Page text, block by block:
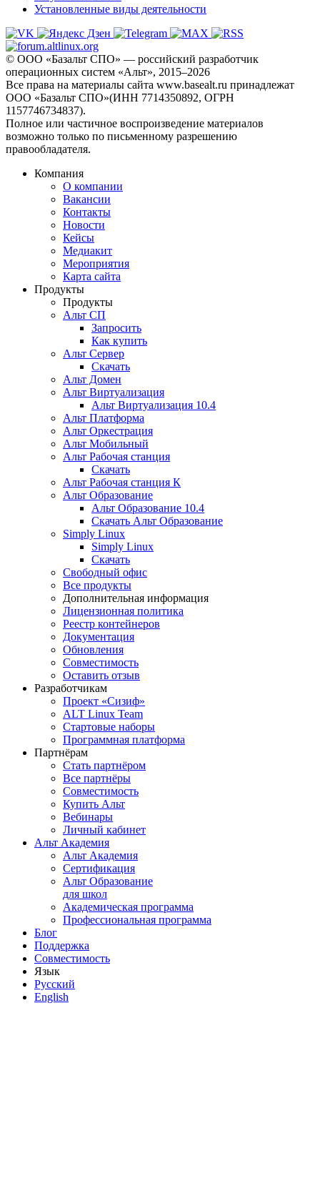
Установленные виды деятельности
© ООО «Базальт СПО» — российский разработчик
операционных систем «Альт», 2015–2026
Все права на материалы сайта www.basealt.ru принадлежат
ООО «Базальт СПО»(ИНН 7714350892, ОГРН
1157746734837).
Полное или частичное воспроизведение материалов
возможно только по письменному разрешению
правообладателя.
Компания
О компании
Вакансии
Контакты
Новости
Кейсы
Медиакит
Мероприятия
Карта сайта
Продукты
Продукты
Альт СП
Запросить
Как купить
Альт Сервер
Скачать
Альт Домен
Альт Виртуализация
Альт Виртуализация 10.4
Альт Платформа
Альт Оркестрация
Альт Мобильный
Альт Рабочая станция
Скачать
Альт Рабочая станция К
Альт Образование
Альт Образование 10.4
Скачать Альт Образование
Simply Linux
Simply Linux
Скачать
Свободный офис
Все продукты
Дополнительная информация
Лицензионная политика
Реестр контейнеров
Документация
Обновления
Совместимость
Оставить отзыв
Разработчикам
Проект «Сизиф»
ALT Linux Team
Стартовые наборы
Программная платформа
Партнёрам
Стать партнёром
Все партнёры
Совместимость
Купить Альт
Вебинары
Личный кабинет
Альт Академия
Альт Академия
Сертификация
Альт Образование
для школ
Академическая программа
Профессиональная программа
Блог
Поддержка
Совместимость
Язык
Русский
English